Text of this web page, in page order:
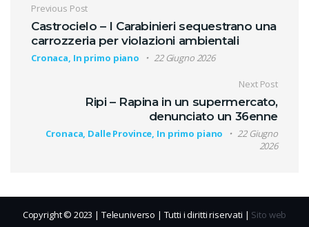
Navigazione articoli
Previous Post
Castrocielo – I Carabinieri sequestrano una
carrozzeria per violazioni ambientali
Cronaca, In primo piano 22 Giugno 2026
Next Post
Ripi – Rapina in un supermercato,
denunciato un 36enne
Cronaca, Dalle Province, In primo piano
22 Giugno
2026
Copyright © 2023 | Teleuniverso | Tutti i diritti riservati | Sito web